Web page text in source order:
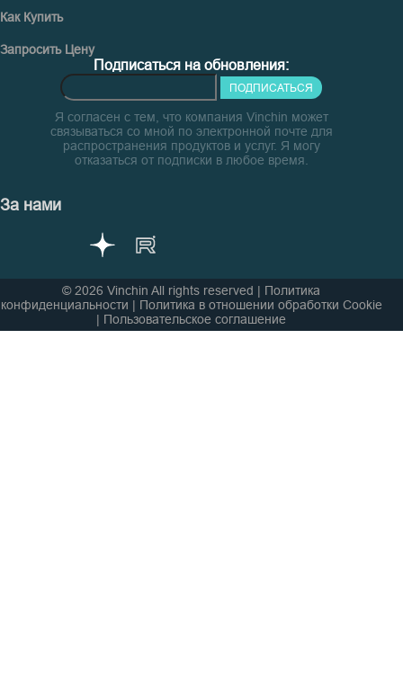
Как Купить
Запросить Цену
Подписаться на обновления:
ПОДПИСАТЬСЯ
Я согласен с тем, что компания Vinchin может
связываться со мной по электронной почте для
распространения продуктов и услуг. Я могу
отказаться от подписки в любое время.
За нами
© 2026 Vinchin All rights reserved | Политика
конфиденциальности | Политика в отношении обработки Cookie
| Пользовательское соглашение